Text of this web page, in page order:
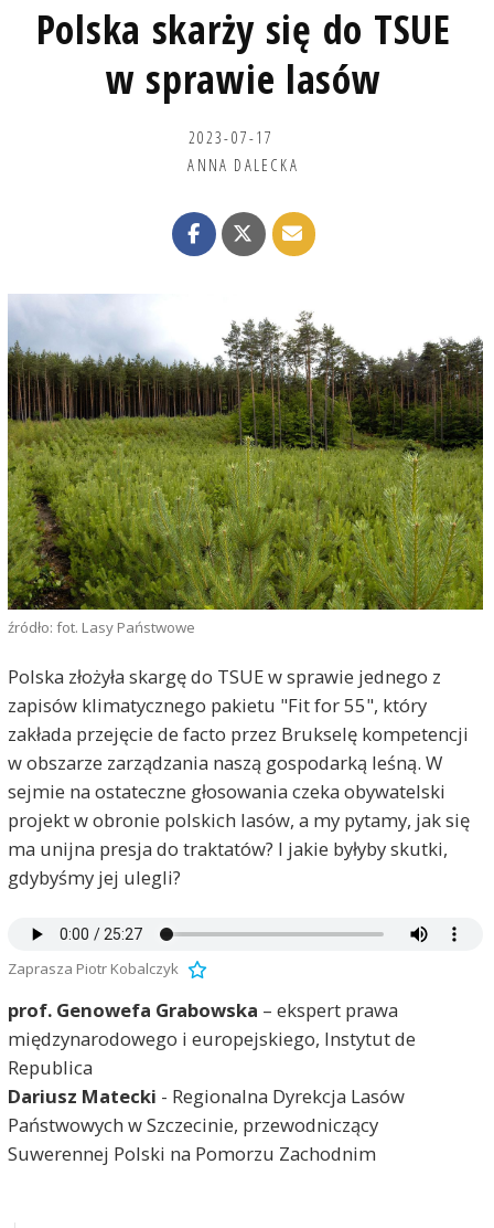
Polska skarży się do TSUE
w sprawie lasów
2023-07-17
ANNA DALECKA
źródło: fot. Lasy Państwowe
Polska złożyła skargę do TSUE w sprawie jednego z
zapisów klimatycznego pakietu "Fit for 55", który
zakłada przejęcie de facto przez Brukselę kompetencji
w obszarze zarządzania naszą gospodarką leśną. W
sejmie na ostateczne głosowania czeka obywatelski
projekt w obronie polskich lasów, a my pytamy, jak się
ma unijna presja do traktatów? I jakie byłyby skutki,
gdybyśmy jej ulegli?
Zaprasza Piotr Kobalczyk
prof. Genowefa Grabowska – ekspert prawa
międzynarodowego i europejskiego, Instytut de
Republica
Dariusz Matecki - Regionalna Dyrekcja Lasów
Państwowych w Szczecinie, przewodniczący
Suwerennej Polski na Pomorzu Zachodnim